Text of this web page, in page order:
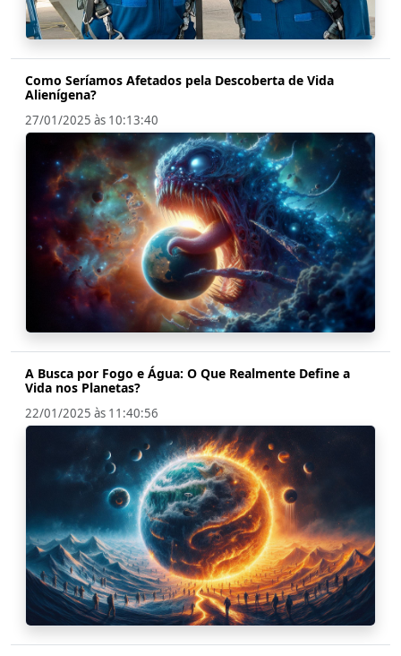
Como Seríamos Afetados pela Descoberta de Vida
Alienígena?
27/01/2025 às 10:13:40
A Busca por Fogo e Água: O Que Realmente Define a
Vida nos Planetas?
22/01/2025 às 11:40:56